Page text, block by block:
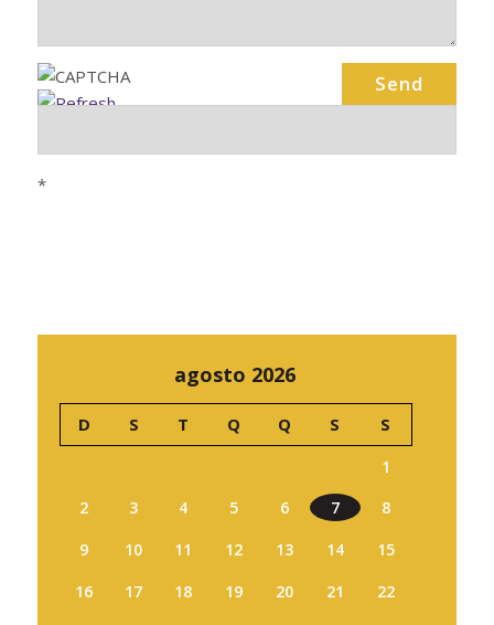
*
agosto 2026
D S T Q Q S S
1
2
3 4 5 6 7
8
9
10 11 12 13 14
15
16
17 18 19 20 21
22